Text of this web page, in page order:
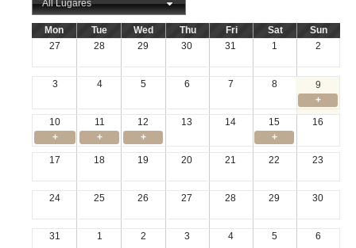
All Lugares
Mon Tue Wed Thu Fri Sat
Sun
27
28 29 30 31 1 2
3 4 5 6 7 8
9
+
10
11 12 13 14 15
16
+
+ + +
17 18 19 20 21 22 23
24 25 26 27 28 29 30
31 1 2 3 4 5 6